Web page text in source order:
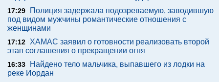
17:29
Полиция задержала подозреваемую, заводившую
под видом мужчины романтические отношения с
женщинами
17:12 ХАМАС заявил о готовности реализовать второй
этап соглашения о прекращении огня
16:33
Найдено тело мальчика, выпавшего из лодки на
реке Иордан